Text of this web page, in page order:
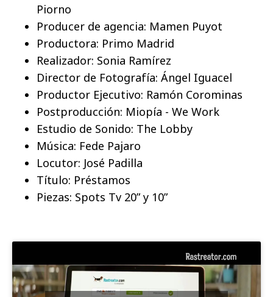
Piorno
Producer de agencia: Mamen Puyot
Productora: Primo Madrid
Realizador: Sonia Ramírez
Director de Fotografía: Ángel Iguacel
Productor Ejecutivo: Ramón Corominas
Postproducción: Miopía - We Work
Estudio de Sonido: The Lobby
Música: Fede Pajaro
Locutor: José Padilla
Título: Préstamos
Piezas: Spots Tv 20” y 10”